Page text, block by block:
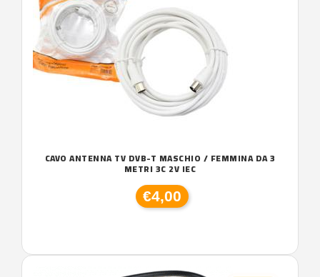
CAVO ANTENNA TV DVB-T MASCHIO / FEMMINA DA 3
METRI 3C 2V IEC
€4,00